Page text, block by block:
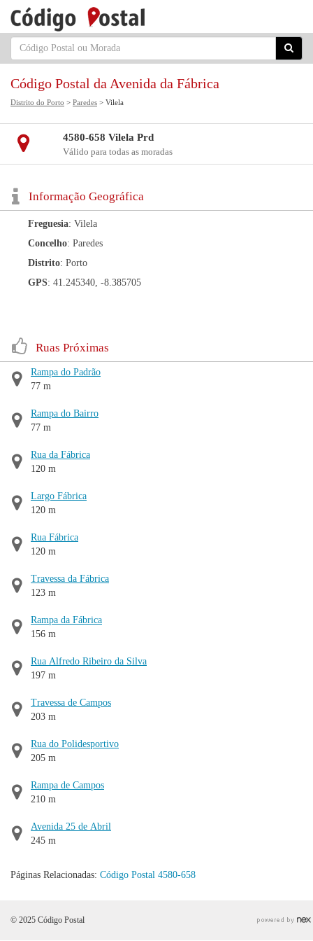
Código Postal da Avenida da Fábrica
Distrito do Porto > Paredes > Vilela
4580-658 Vilela Prd
Válido para todas as moradas
Informação Geográfica
Freguesia: Vilela
Concelho: Paredes
Distrito: Porto
GPS: 41.245340, -8.385705
Ruas Próximas
Rampa do Padrão
77 m
Rampa do Bairro
77 m
Rua da Fábrica
120 m
Largo Fábrica
120 m
Rua Fábrica
120 m
Travessa da Fábrica
123 m
Rampa da Fábrica
156 m
Rua Alfredo Ribeiro da Silva
197 m
Travessa de Campos
203 m
Rua do Polidesportivo
205 m
Rampa de Campos
210 m
Avenida 25 de Abril
245 m
Páginas Relacionadas: Código Postal 4580-658
© 2025 Código Postal